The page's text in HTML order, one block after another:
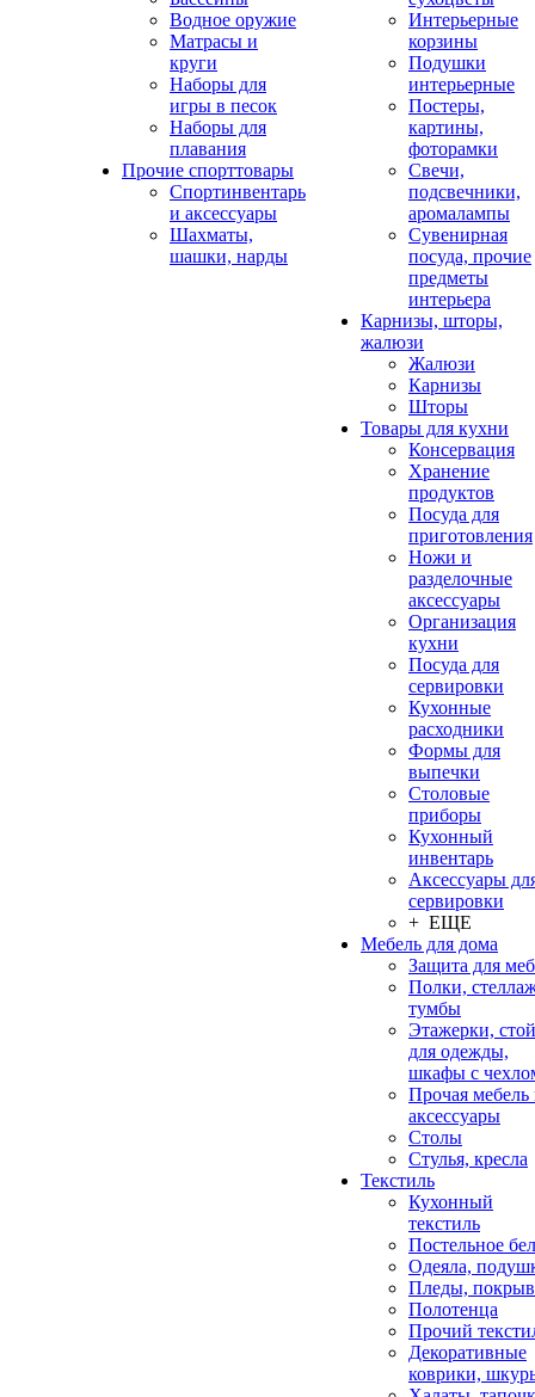
Водное оружие
Матрасы и
круги
Наборы для
игры в песок
Наборы для
плавания
Прочие спорттовары
Спортинвентарь
и аксессуары
Шахматы,
шашки, нарды
Интерьерные
корзины
Подушки
интерьерные
Постеры,
картины,
фоторамки
Свечи,
подсвечники,
аромалампы
Сувенирная
посуда, прочие
предметы
интерьера
Карнизы, шторы,
жалюзи
Жалюзи
Карнизы
Шторы
Товары для кухни
Консервация
Хранение
продуктов
Посуда для
приготовления
Ножи и
разделочные
аксессуары
Организация
кухни
Посуда для
сервировки
Кухонные
расходники
Формы для
выпечки
Столовые
приборы
Кухонный
инвентарь
Аксессуары
сервировки
+ ЕЩЕ
Мебель для дома
Защита для
Полки,
тумбы
Этажерки,
для одежды,
шкафы с
Прочая мебель
аксессуары
Столы
Стулья, кресла
Текстиль
Кухонный
текстиль
Постельное
Одеяла,
Пледы,
Полотенца
Прочий
Декоративные
коврики,